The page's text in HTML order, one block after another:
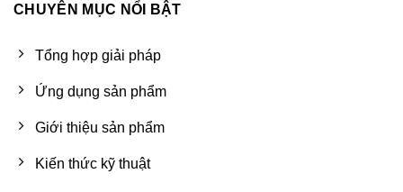
CHUYÊN MỤC NỔI BẬT
Tổng hợp giải pháp
Ứng dụng sản phẩm
Giới thiệu sản phẩm
Kiến thức kỹ thuật